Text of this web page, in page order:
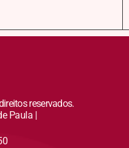
reservados.
Paula |